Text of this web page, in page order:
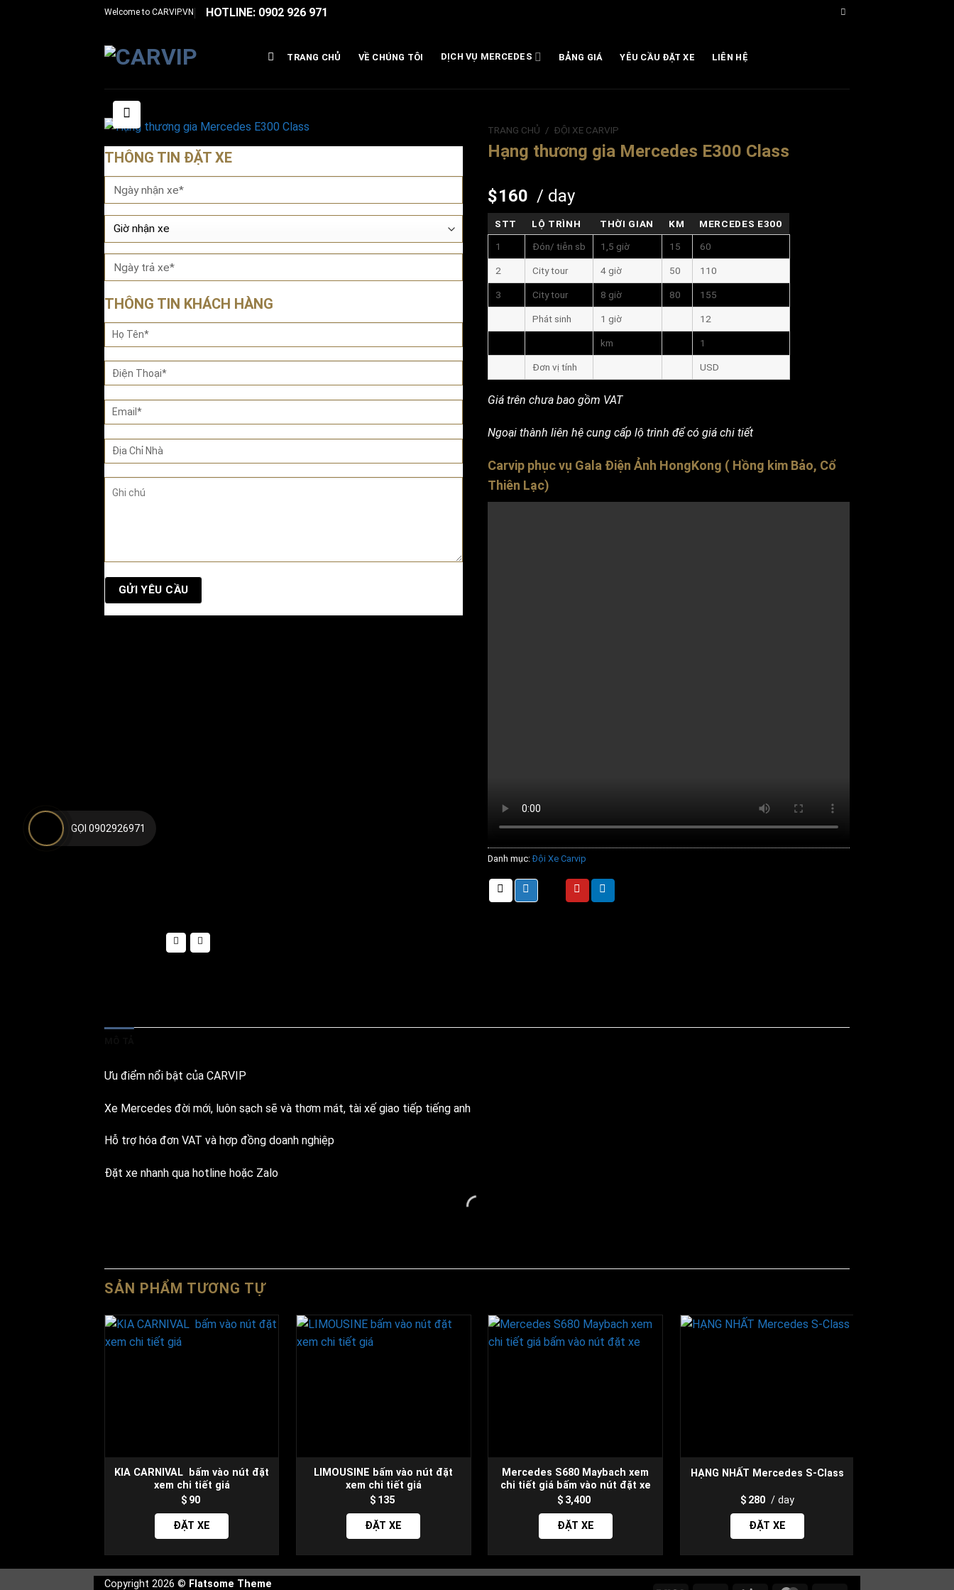
Welcome to CARVIP.VN HOTLINE: 0902 926 971
TRANG CHỦ VỀ CHÚNG TÔI DỊCH VỤ MERCEDES BẢNG GIÁ YÊU CẦU ĐẶT XE LIÊN HỆ
THÔNG TIN ĐẶT XE
THÔNG TIN KHÁCH HÀNG
TRANG CHỦ / ĐỘI XE CARVIP
Hạng thương gia Mercedes E300 Class
160 / day
STT LỘ TRÌNH THỜI GIAN KM
MERCEDES E300
1
Đón/ tiễn sb 1,5 giờ 15 60
2 City tour 4 giờ 50 110
3 City tour 8 giờ 80 155
Phát sinh 1 giờ 12
km 1
Đơn vị tính USD
Giá trên chưa bao gồm VAT
Ngoại thành liên hệ cung cấp lộ trình để có giá chi tiết
Carvip phục vụ Gala Điện Ảnh HongKong ( Hồng kim Bảo, Cổ
Thiên Lạc)
Danh mục:Đội Xe Carvip
Ưu điểm nổi bật của CARVIP
Xe Mercedes đời mới, luôn sạch sẽ và thơm mát, tài xế giao tiếp tiếng anh
Hỗ trợ hóa đơn VAT và hợp đồng doanh nghiệp
Đặt xe nhanh qua hotline hoặc Zalo
SẢN PHẨM TƯƠNG TỰ
KIA CARNIVAL bấm vào nút đặt
xem chi tiết giá
90
ĐẶT XE
LIMOUSINE bấm vào nút đặt
xem chi tiết giá
135
ĐẶT XE
Mercedes S680 Maybach xem
chi tiết giá bấm vào nút đặt xe
3,400
ĐẶT XE
HẠNG NHẤT Mercedes S-Class
280 / day
ĐẶT XE
Copyright 2026 © Flatsome Theme
GỌI 0902926971